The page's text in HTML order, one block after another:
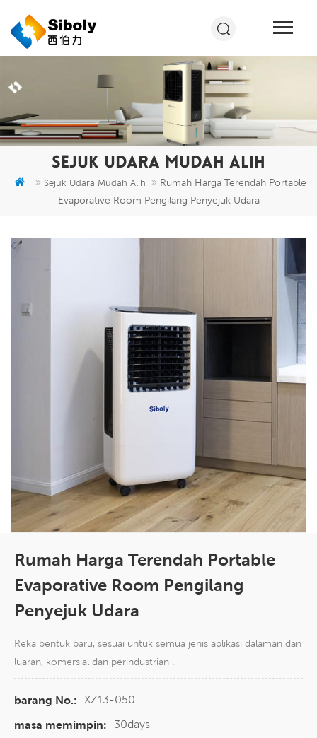
SEJUK UDARA MUDAH ALIH
Sejuk Udara Mudah Alih
Rumah Harga Terendah Portable
Evaporative Room Pengilang Penyejuk Udara
Rumah Harga Terendah Portable
Evaporative Room Pengilang
Penyejuk Udara
Reka bentuk baru, sesuai untuk semua jenis aplikasi dalaman dan
luaran, komersial dan perindustrian .
barang No.: XZ13-050
masa memimpin:
30days